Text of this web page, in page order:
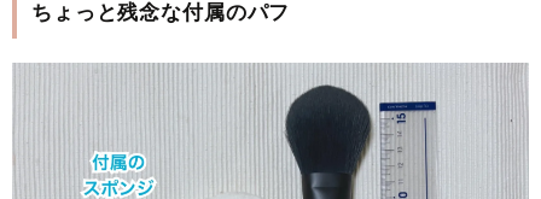
ちょっと残念な付属のパフ